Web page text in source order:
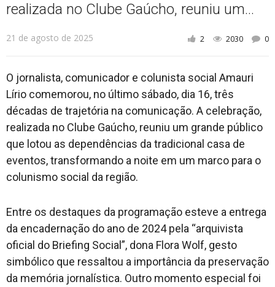
Cotidiano
realizada no Clube Gaúcho, reuniu um...
21 de agosto de 2025 2 2030 0
O jornalista, comunicador e colunista social Amauri
Lírio comemorou, no último sábado, dia 16, três
décadas de trajetória na comunicação. A celebração,
realizada no Clube Gaúcho, reuniu um grande público
que lotou as dependências da tradicional casa de
eventos, transformando a noite em um marco para o
colunismo social da região.
Entre os destaques da programação esteve a entrega
da encadernação do ano de 2024 pela “arquivista
oficial do Briefing Social”, dona Flora Wolf, gesto
simbólico que ressaltou a importância da preservação
da memória jornalística. Outro momento especial foi